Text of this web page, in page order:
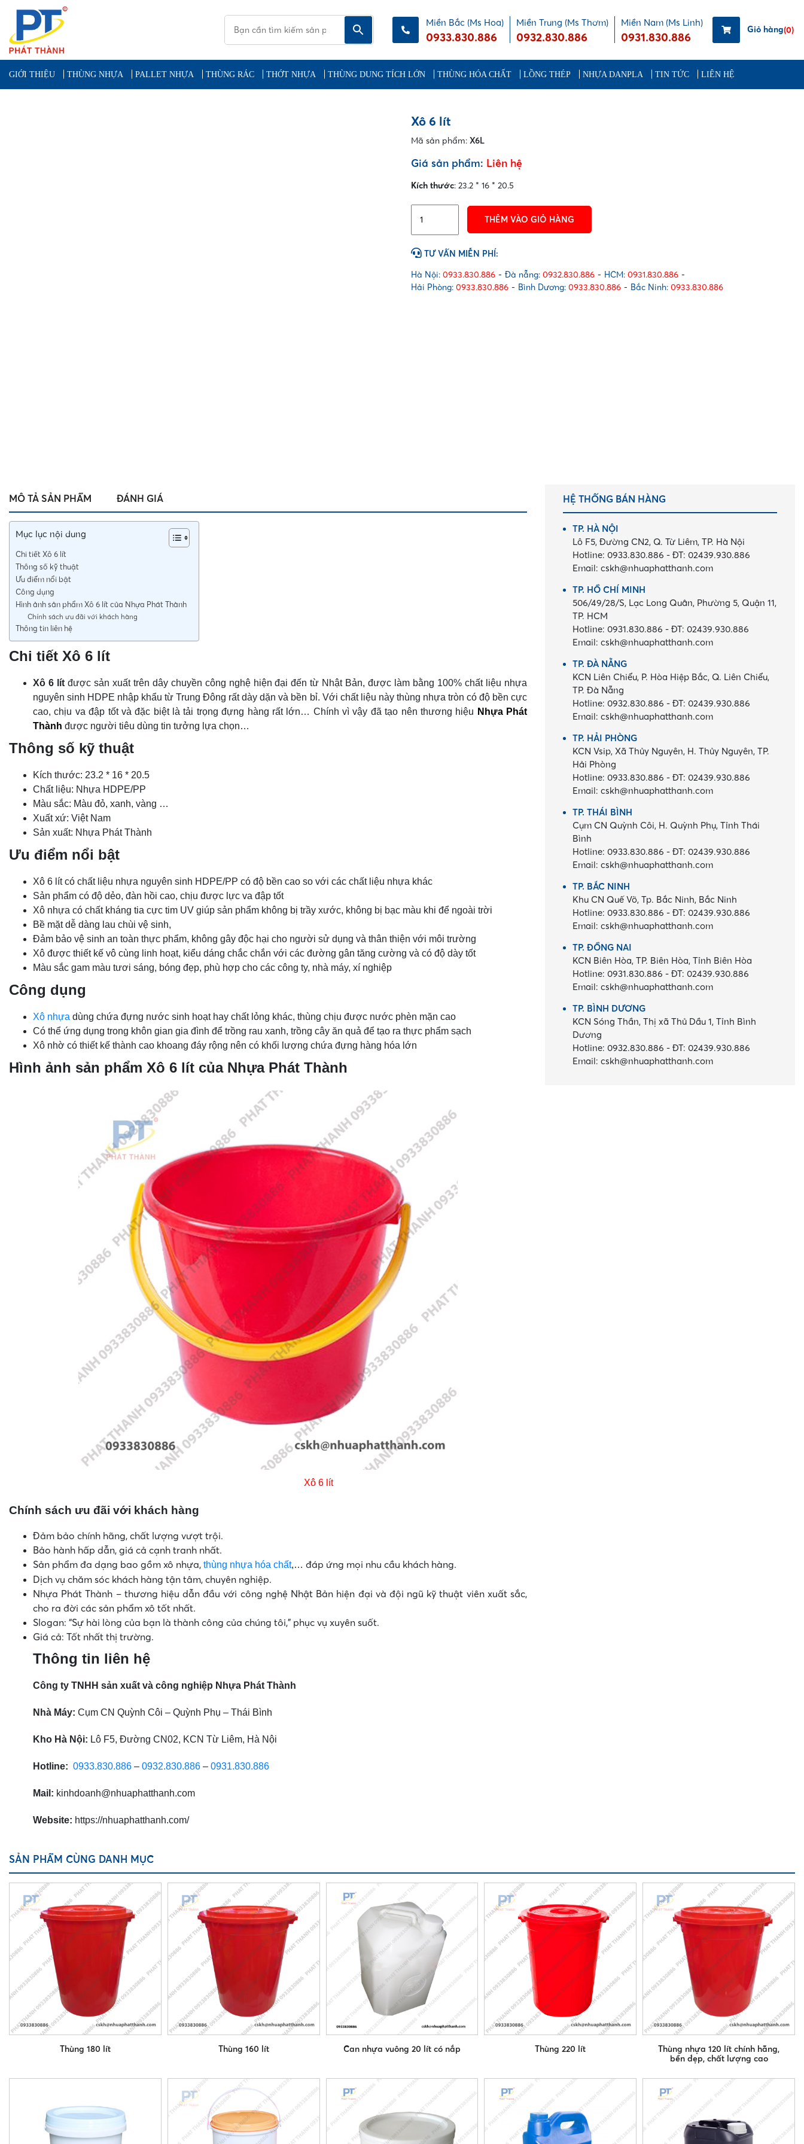
Miền Bắc (Ms Hoa)
0933.830.886
Miền Trung (Ms Thơm)
0932.830.886
Miền Nam (Ms Linh)
0931.830.886
Giỏ hàng(0)
GIỚI THIỆU THÙNG NHỰA PALLET NHỰA THÙNG RÁC THỚT NHỰA THÙNG DUNG TÍCH LỚN THÙNG HÓA CHẤT LỒNG THÉP NHỰA DANPLA TIN TỨC LIÊN HỆ
Xô 6 lít
Mã sản phẩm: X6L
Giá sản phẩm: Liên hệ
Kích thước: 23.2 * 16 * 20.5
lít
số
lượng
THÊM VÀO GIỎ HÀNG
TƯ VẤN MIỄN PHÍ:
Hà Nội: 0933.830.886 - Đà nẵng: 0932.830.886 - HCM: 0931.830.886 -
Hải Phòng: 0933.830.886 - Bình Dương: 0933.830.886 - Bắc Ninh: 0933.830.886
MÔ TẢ SẢN PHẨM ĐÁNH GIÁ
Mục lục nội dung
Chi tiết Xô 6 lít
Thông số kỹ thuật
Ưu điểm nổi bật
Công dụng
Hình ảnh sản phẩm Xô 6 lít của Nhựa Phát Thành
Chính sách ưu đãi với khách hàng
Thông tin liên hệ
Chi tiết Xô 6 lít
Xô 6 lítđược sản xuất trên dây chuyền công nghệ hiện đại đến từ Nhật Bản, được làm bằng 100% chất liệu nhựa
nguyên sinh HDPE nhập khẩu từ Trung Đông rất dày dặn và bền bỉ. Với chất liệu này thùng nhựa tròn có độ bền cực
cao, chịu va đập tốt và đặc biệt là tải trọng đựng hàng rất lớn… Chính vì vậy đã tạo nên thương hiệu Nhựa Phát
Thành được người tiêu dùng tin tưởng lựa chọn…
Thông số kỹ thuật
Kích thước: 23.2 * 16 * 20.5
Chất liệu: Nhựa HDPE/PP
Màu sắc: Màu đỏ, xanh, vàng …
Xuất xứ: Việt Nam
Sản xuất: Nhựa Phát Thành
Ưu điểm nổi bật
Xô 6 lít có chất liệu nhựa nguyên sinh HDPE/PP có độ bền cao so với các chất liệu nhựa khác
Sản phẩm có độ dẻo, đàn hồi cao, chịu được lực va đập tốt
Xô nhựa có chất kháng tia cực tim UV giúp sản phẩm không bị trầy xước, không bị bạc màu khi để ngoài trời
Bề mặt dễ dàng lau chùi vệ sinh,
Đảm bảo vệ sinh an toàn thực phẩm, không gây độc hại cho người sử dụng và thân thiện với môi trường
Xô được thiết kế vô cùng linh hoạt, kiểu dáng chắc chắn với các đường gân tăng cường và có độ dày tốt
Màu sắc gam màu tươi sáng, bóng đẹp, phù hợp cho các công ty, nhà máy, xí nghiệp
Công dụng
Xô nhựa dùng chứa đựng nước sinh hoạt hay chất lỏng khác, thùng chịu được nước phèn mặn cao
Có thể ứng dụng trong khôn gian gia đình để trồng rau xanh, trồng cây ăn quả để tạo ra thực phẩm sạch
Xô nhờ có thiết kế thành cao khoang đáy rộng nên có khối lượng chứa đựng hàng hóa lớn
Hình ảnh sản phẩm Xô 6 lít của Nhựa Phát Thành
Xô 6 lít
Chính sách ưu đãi với khách hàng
Đảm bảo chính hãng, chất lượng vượt trội.
Bảo hành hấp dẫn, giá cả cạnh tranh nhất.
Sản phẩm đa dạng bao gồm xô nhựa, thùng nhựa hóa chất,… đáp ứng mọi nhu cầu khách hàng.
Dịch vụ chăm sóc khách hàng tận tâm, chuyên nghiệp.
Nhựa Phát Thành – thương hiệu dẫn đầu với công nghệ Nhật Bản hiện đại và đội ngũ kỹ thuật viên xuất sắc,
cho ra đời các sản phẩm xô tốt nhất.
Slogan: “Sự hài lòng của bạn là thành công của chúng tôi,” phục vụ xuyên suốt.
Giá cả: Tốt nhất thị trường.
Thông tin liên hệ
Công ty TNHH sản xuất và công nghiệp Nhựa Phát Thành
Nhà Máy: Cụm CN Quỳnh Côi – Quỳnh Phụ – Thái Bình
Kho Hà Nội: Lô F5, Đường CN02, KCN Từ Liêm, Hà Nội
Hotline: 0933.830.886 – 0932.830.886 – 0931.830.886
Mail: kinhdoanh@nhuaphatthanh.com
Website: https://nhuaphatthanh.com/
HỆ THỐNG BÁN HÀNG
TP. HÀ NỘI
Lô F5, Đường CN2, Q. Từ Liêm, TP. Hà Nội
Hotline: 0933.830.886 -ĐT: 02439.930.886
Email:cskh@nhuaphatthanh.com
TP. HỒ CHÍ MINH
506/49/28/S, Lạc Long Quân, Phường 5, Quận 11,
TP. HCM
Hotline: 0931.830.886 -ĐT: 02439.930.886
Email:cskh@nhuaphatthanh.com
TP. ĐÀ NẴNG
KCN Liên Chiểu, P. Hòa Hiệp Bắc, Q. Liên Chiểu,
TP. Đà Nẵng
Hotline: 0932.830.886 -ĐT: 02439.930.886
Email:cskh@nhuaphatthanh.com
TP. HẢI PHÒNG
KCN Vsip, Xã Thủy Nguyên, H. Thủy Nguyên, TP.
Hải Phòng
Hotline: 0933.830.886 -ĐT: 02439.930.886
Email:cskh@nhuaphatthanh.com
TP. THÁI BÌNH
Cụm CN Quỳnh Côi, H. Quỳnh Phụ, Tỉnh Thái
Bình
Hotline: 0933.830.886 -ĐT: 02439.930.886
Email:cskh@nhuaphatthanh.com
TP. BẮC NINH
Khu CN Quế Võ, Tp. Bắc Ninh, Bắc Ninh
Hotline: 0933.830.886 -ĐT: 02439.930.886
Email:cskh@nhuaphatthanh.com
TP. ĐỒNG NAI
KCN Biên Hòa, TP. Biên Hòa, Tỉnh Biên Hòa
Hotline: 0931.830.886 -ĐT: 02439.930.886
Email:cskh@nhuaphatthanh.com
TP. BÌNH DƯƠNG
KCN Sóng Thần, Thị xã Thủ Dầu 1, Tỉnh Bình
Dương
Hotline: 0932.830.886 -ĐT: 02439.930.886
Email:cskh@nhuaphatthanh.com
SẢN PHẨM CÙNG DANH MỤC
Thùng 180 lít Thùng 160 lít Can nhựa vuông 20 lít có nắp Thùng 220 lít
Thùng nhựa 120 lít chính hãng,
bền đẹp, chất lượng cao